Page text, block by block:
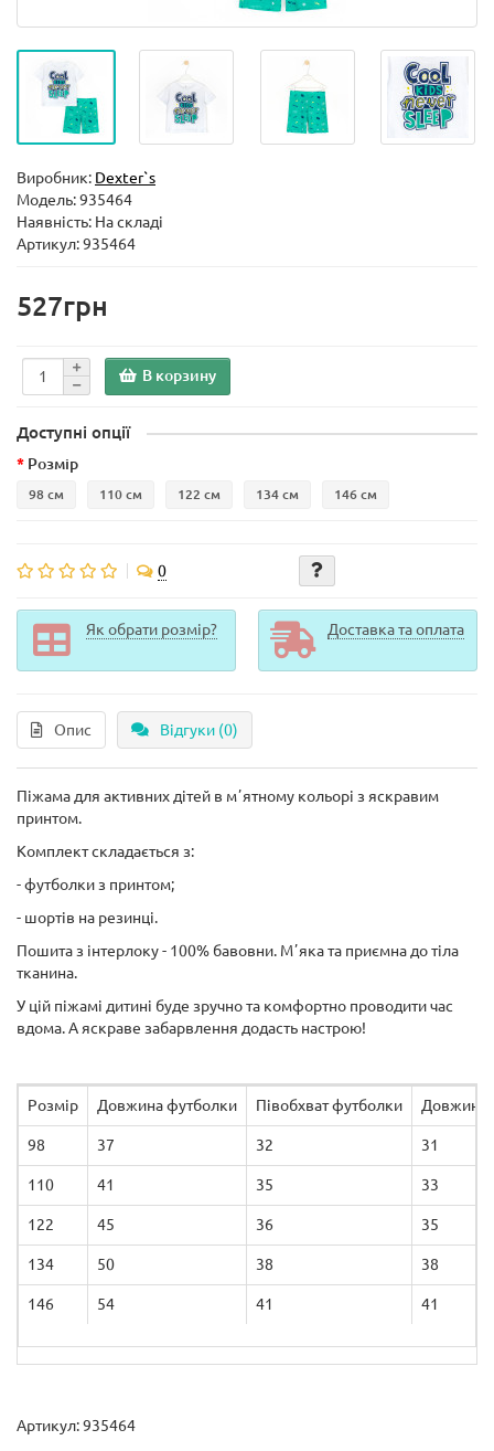
Виробник: Dexter`s
Модель:935464
Наявність: На складі
Артикул: 935464
527грн
В корзину
Доступні опції
Розмір
98 см 110 см 122 см 134 см 146 см
0
Як обрати розмір? Доставка та оплата
Опис Відгуки (0)
Піжама для активних дітей в мʼятному кольорі з яскравим
принтом.
Комплект складається з:
- футболки з принтом;
- шортів на резинці.
Пошита з інтерлоку - 100% бавовни. Мʼяка та приємна до тіла
тканина.
У цій піжамі дитині буде зручно та комфортно проводити час
вдома. А яскраве забарвлення додасть настрою!
Розмір Довжина футболки Півобхват футболки Довжина
98 37 32 31
110 41 35 33
122 45 36 35
134 50 38 38
146 54 41 41
Артикул: 935464